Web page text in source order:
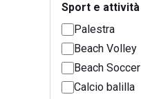
Sport e attività
Palestra
Beach Volley
Beach Soccer
Calcio balilla